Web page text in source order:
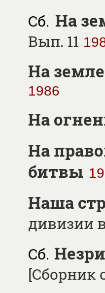
Cб. На
Вып. 11
На
1986
На
На
битвы
Наша
дивизии
Сб.
[Сборник